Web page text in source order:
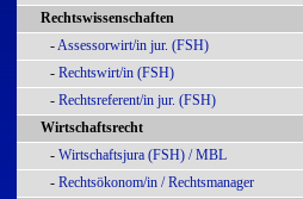
Rechtswissenschaften
-Assessorwirt/in jur. (FSH)
- Rechtswirt/in (FSH)
- Rechtsreferent/in jur. (FSH)
Wirtschaftsrecht
- Wirtschaftsjura (FSH) / MBL
- Rechtsökonom/in / Rechtsmanager